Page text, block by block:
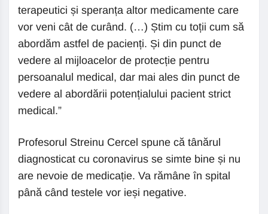
terapeutici și speranța altor medicamente care
vor veni cât de curând. (…) Știm cu toții cum să
abordăm astfel de pacienți. Și din punct de
vedere al mijloacelor de protecție pentru
persoanalul medical, dar mai ales din punct de
vedere al abordării potențialului pacient strict
medical.”
Profesorul Streinu Cercel spune că tânărul
diagnosticat cu coronavirus se simte bine și nu
are nevoie de medicație. Va rămâne în spital
până când testele vor ieși negative.